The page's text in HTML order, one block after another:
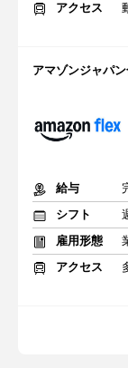
アクセス
アマゾンジャパ
給与
シフト
雇用形態
アクセス